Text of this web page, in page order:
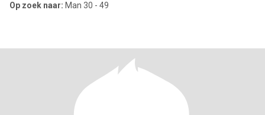
Op zoek naar: Man 30 - 49